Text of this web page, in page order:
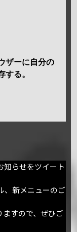
ザーに自分の
る。
知らせをツイート
、新メニューのご
すので、ぜひご